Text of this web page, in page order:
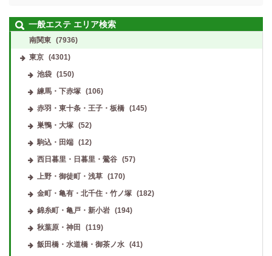
一般エステ エリア検索
南関東 (7936)
東京 (4301)
池袋
(150)
練馬・下赤塚
(106)
赤羽・東十条・王子・板橋
(145)
巣鴨・大塚
(52)
駒込・田端
(12)
西日暮里・日暮里・鶯谷
(57)
上野・御徒町・浅草
(170)
金町・亀有・北千住・竹ノ塚
(182)
錦糸町・亀戸・新小岩
(194)
秋葉原・神田
(119)
飯田橋・水道橋・御茶ノ水
(41)